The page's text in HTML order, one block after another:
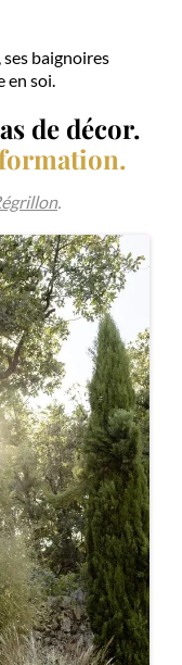
ses baignoires
en soi.
de décor.
.